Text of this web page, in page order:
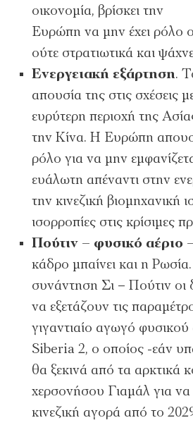
οικονοµία, βρίσκει την
Ευρώπη να µην έχει ρόλο
ούτε στρατιωτικά και
Ενεργειακή εξάρτηση.
απουσία της στις σχέσεις
ευρύτερη περιοχή της
την Κίνα. Η Ευρώπη
ρόλο για να µην
ευάλωτη απέναντι στην
την κινεζική βιοµηχανική
ισορροπίες στις κρίσιµες
Πούτιν – φυσικό αέριο
κάδρο µπαίνει και η
συνάντηση Σι – Πούτιν οι
να εξετάζουν τις
γιγαντιαίο αγωγό
Siberia 2, ο οποίος -εάν
θα ξεκινά από τα αρκτικά
χερσονήσου Γιαµάλ για
κινεζική αγορά από το